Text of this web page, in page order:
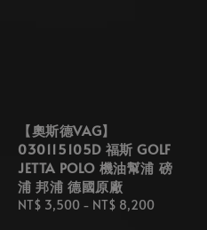
【奧斯德VAG】
030115105D 福斯 GOLF
JETTA POLO 機油幫浦 磅
浦 邦浦 德國原廠
Regular
NT$ 3,500 - NT$ 8,200